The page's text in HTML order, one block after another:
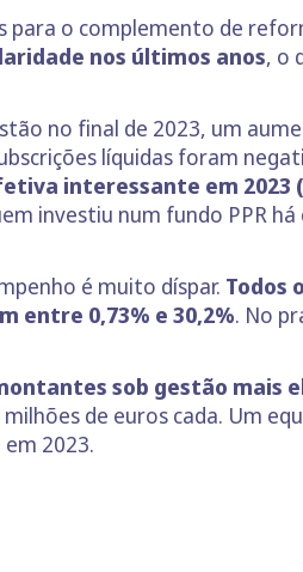
para o complemento de
nos últimos anos, o
no final de 2023, um
líquidas foram
interessante em 2023
investiu num fundo PPR
é muito díspar. Todos
entre 0,73% e 30,2%. No
sob gestão mais
de euros cada. Um
2023.